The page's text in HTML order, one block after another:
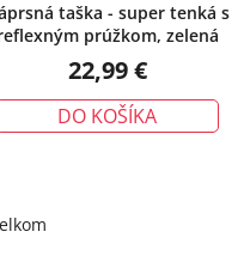
taška - super tenká s
prúžkom, zelená
22,99 €
DO KOŠÍKA